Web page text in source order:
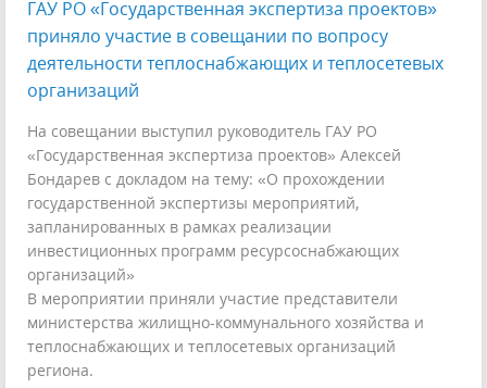
ГАУ РО «Государственная экспертиза проектов»
приняло участие в совещании по вопросу
деятельности теплоснабжающих и теплосетевых
организаций
На совещании выступил руководитель ГАУ РО
«Государственная экспертиза проектов» Алексей
Бондарев с докладом на тему: «О прохождении
государственной экспертизы мероприятий,
запланированных в рамках реализации
инвестиционных программ ресурсоснабжающих
организаций»
В мероприятии приняли участие представители
министерства жилищно-коммунального хозяйства и
теплоснабжающих и теплосетевых организаций
региона.